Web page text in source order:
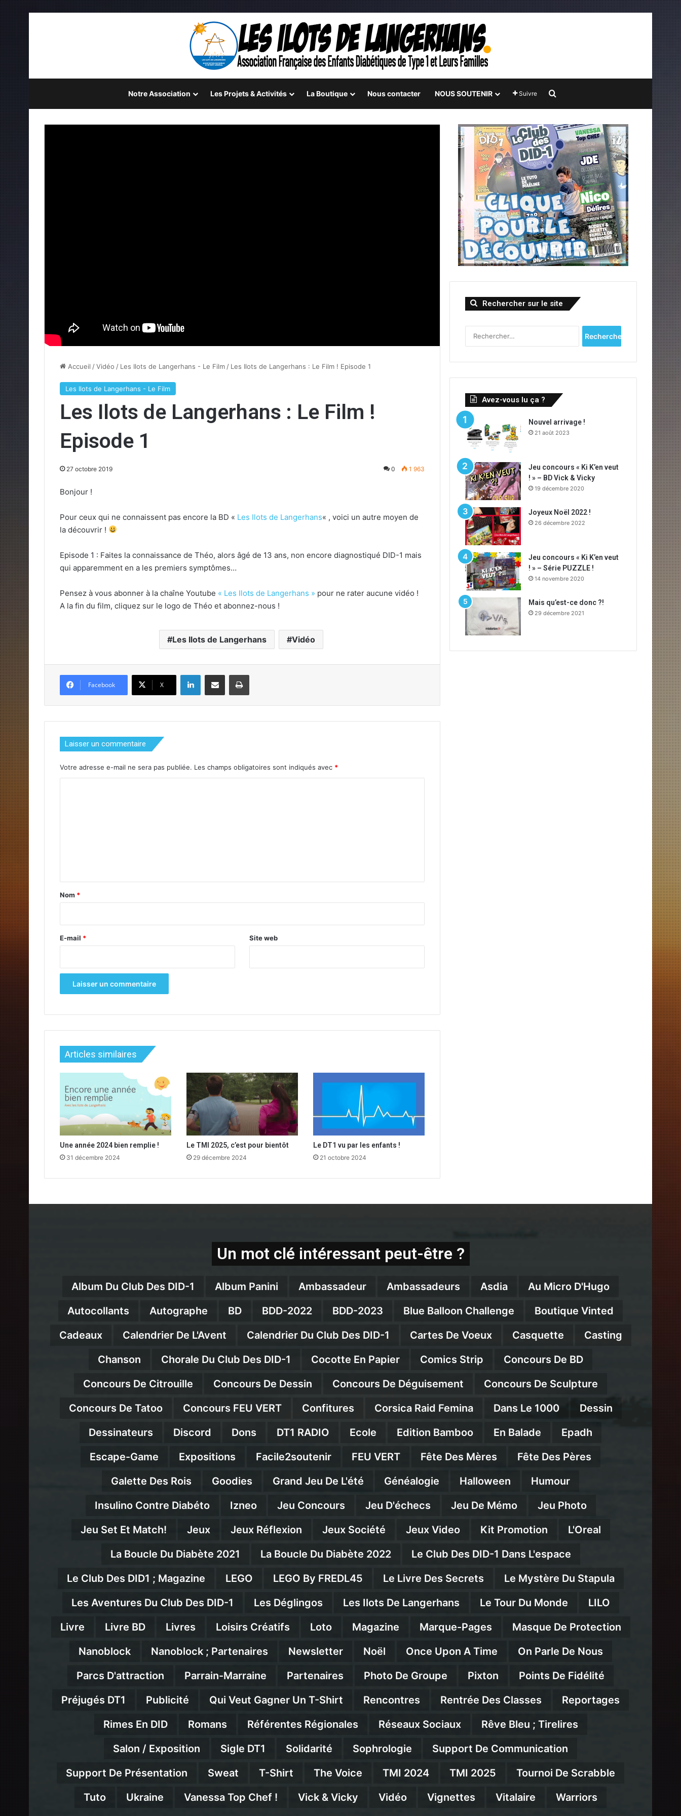
Notre Association Les Projets & Activités La Boutique Nous contacter NOUS SOUTENIR Suivre Rechercher
Accueil /Vidéo / Les Ilots de Langerhans - Le Film / Les Ilots de Langerhans : Le Film ! Episode 1
Les Ilots de Langerhans - Le Film
Les Ilots de Langerhans : Le Film !
Episode 1
27 octobre 2019 0 1 963
Bonjour !
Pour ceux qui ne connaissent pas encore la BD « Les Ilots de Langerhans« , voici un autre moyen de
la découvrir !
Episode 1 : Faites la connaissance de Théo, alors âgé de 13 ans, non encore diagnostiqué DID-1 mais
qui apparemment en a les premiers symptômes…
Pensez à vous abonner à la chaîne Youtube « Les Ilots de Langerhans » pour ne rater aucune vidéo !
A la fin du film, cliquez sur le logo de Théo et abonnez-nous !
Les Ilots de Langerhans Vidéo
Facebook X
LinkedinPartager par email Imprimer
Laisser un commentaire
Votre adresse e-mail ne sera pas publiée. Les champs obligatoires sont indiqués avec *
a
e
Nom *
E-mail * Site web
Articles similaires
Une année 2024 bien remplie !
31 décembre 2024
Le TMI 2025, c’est pour bientôt
29 décembre 2024
Le DT1 vu par les enfants !
21 octobre 2024
Rechercher sur le site
Avez-vous lu ça ?
Nouvel arrivage !
21 août 2023
Jeu concours « Ki K’en veut
! » – BD Vick & Vicky
19 décembre 2020
Joyeux Noël 2022 !
26 décembre 2022
Jeu concours « Ki K’en veut
! » – Série PUZZLE !
14 novembre 2020
Mais qu’est-ce donc ?!
29 décembre 2021
Un mot clé intéressant peut-être ?
Album Du Club Des DID-1 Album Panini Ambassadeur Ambassadeurs Asdia
Au Micro D'Hugo
Autocollants
Autographe BD BDD-2022 BDD-2023 Blue Balloon Challenge
Boutique Vinted
Cadeaux
Calendrier De L'Avent Calendrier Du Club Des DID-1 Cartes De Voeux Casquette
Casting
Chanson
Chorale Du Club Des DID-1 Cocotte En Papier Comics Strip
Concours De BD
Concours De Citrouille
Concours De Dessin Concours De Déguisement
Concours De Sculpture
Concours De Tatoo
Concours FEU VERT Confitures Corsica Raid Femina Dans Le 1000
Dessin
Dessinateurs
Discord Dons DT1 RADIO Ecole Edition Bamboo En Balade
Epadh
Escape-Game
Expositions Facile2soutenir FEU VERT Fête Des Mères
Fête Des Pères
Galette Des Rois
Goodies Grand Jeu De L'été Généalogie Halloween
Humour
Insulino Contre Diabéto
Izneo Jeu Concours Jeu D'échecs Jeu De Mémo
Jeu Photo
Jeu Set Et Match!
Jeux Jeux Réflexion Jeux Société Jeux Video Kit Promotion
L'Oreal
La Boucle Du Diabète 2021
La Boucle Du Diabète 2022
Le Club Des DID-1 Dans L'espace
Le Club Des DID1 ; Magazine
LEGO LEGO By FREDL45 Le Livre Des Secrets
Le Mystère Du Stapula
Les Aventures Du Club Des DID-1
Les Déglingos Les Ilots De Langerhans Le Tour Du Monde
LILO
Livre
Livre BD Livres Loisirs Créatifs Loto Magazine Marque-Pages
Masque De Protection
Nanoblock
Nanoblock ; Partenaires Newsletter Noël Once Upon A Time
On Parle De Nous
Parcs D'attraction
Parrain-Marraine Partenaires Photo De Groupe Pixton
Points De Fidélité
Préjugés DT1
Publicité Qui Veut Gagner Un T-Shirt Rencontres Rentrée Des Classes
Reportages
Rimes En DID
Romans Référentes Régionales Réseaux Sociaux
Rêve Bleu ; Tirelires
Salon / Exposition
Sigle DT1 Solidarité Sophrologie
Support De Communication
Support De Présentation
Sweat T-Shirt The Voice TMI 2024 TMI 2025
Tournoi De Scrabble
Tuto
Ukraine Vanessa Top Chef ! Vick & Vicky Vidéo Vignettes Vitalaire Warriors